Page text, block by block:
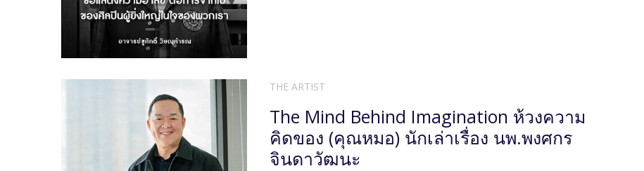
THE ARTIST
The Mind Behind Imagination ห้วงความ
คิดของ (คุณหมอ) นักเล่าเรื่อง นพ.พงศกร
จินดาวัฒนะ